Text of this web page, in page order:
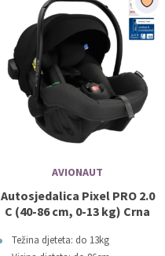
AVIONAUT
Autosjedalica Pixel PRO 2.0
C (40-86 cm, 0-13 kg) Crna
Težina djeteta: do 13kg